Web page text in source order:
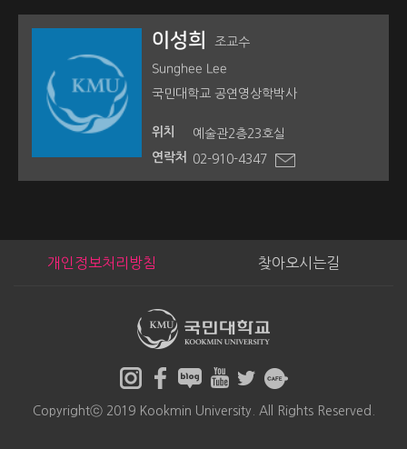
이성희 조교수
Sunghee Lee
국민대학교 공연영상학박사
위치
예술관2층23호실
연락처
02-910-4347
개인정보처리방침 찾아오시는길
Copyrightⓒ 2019 Kookmin University. All Rights Reserved.